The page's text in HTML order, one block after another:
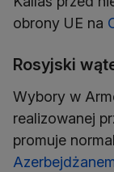
obrony UE na
Rosyjski
Wybory w
realizowanej
promuje